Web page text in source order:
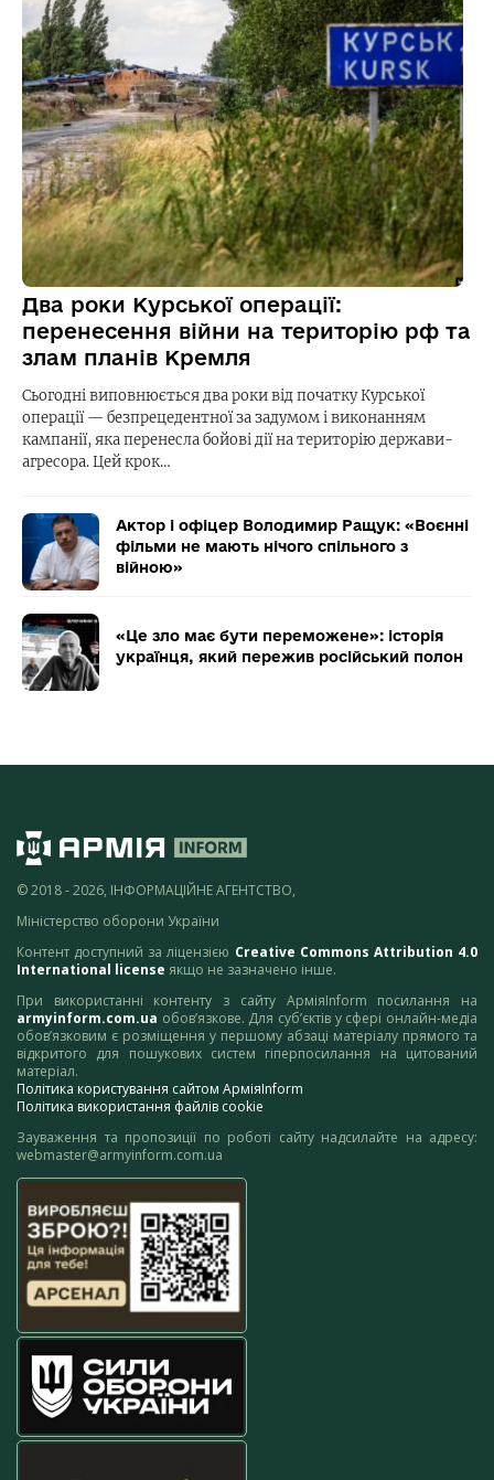
Два роки Курської операції:
перенесення війни на територію рф та
злам планів Кремля
Сьогодні виповнюється два роки від початку Курської
операції — безпрецедентної за задумом і виконанням
кампанії, яка перенесла бойові дії на територію держави-
агресора. Цей крок…
Актор і офіцер Володимир Ращук: «Воєнні
фільми не мають нічого спільного з
війною»
«Це зло має бути переможене»: історія
українця, який пережив російський полон
© 2018 - 2026, ІНФОРМАЦІЙНЕ АГЕНТСТВО,
Міністерство оборони України
Контент доступний за ліцензією Creative Commons Attribution 4.0
International license якщо не зазначено інше.
При використанні контенту з сайту АрміяInform посилання на
armyinform.com.ua обов’язкове. Для суб’єктів у сфері онлайн-медіа
обов’язковим є розміщення у першому абзаці матеріалу прямого та
відкритого для пошукових систем гіперпосилання на цитований
матеріал.
Політика користування сайтом АрміяInform
Політика використання файлів cookie
Зауваження та пропозиції по роботі сайту надсилайте на адресу:
webmaster@armyinform.com.ua